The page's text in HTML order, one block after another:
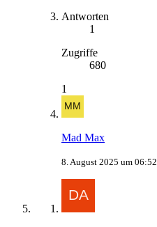
Antworten
1
Zugriffe
680
1
Mad Max
8. August 2025 um 06:52